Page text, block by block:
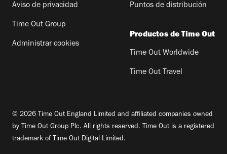
Aviso de privacidad
Time Out Group
Administrar cookies
Puntos de distribución
Productos de Time Out
Time Out Worldwide
Time Out Travel
© 2026 Time Out England Limited and affiliated companies owned
by Time Out Group Plc. All rights reserved. Time Out is a registered
trademark of Time Out Digital Limited.